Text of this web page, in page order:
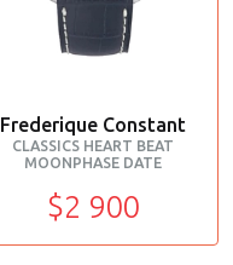
Frederique Constant
CLASSICS HEART BEAT
MOONPHASE DATE
$2 900